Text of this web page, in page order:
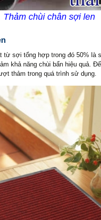
sợi len
từ sợi tổng hợp trong đó 50% là
khả năng chùi bẩn hiệu quả.
thảm trong quá trình sử dụng.